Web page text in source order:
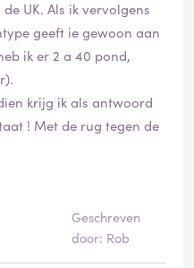
back on my
noticed they
the initial amount
though I had already
legal steps against
to add me to a list of
UK. Als ik vervolgens
geeft ie gewoon aan
ik er 2 a 40 pond,
krijg ik als antwoord
! Met de rug tegen de
Geschreven
door: Rob